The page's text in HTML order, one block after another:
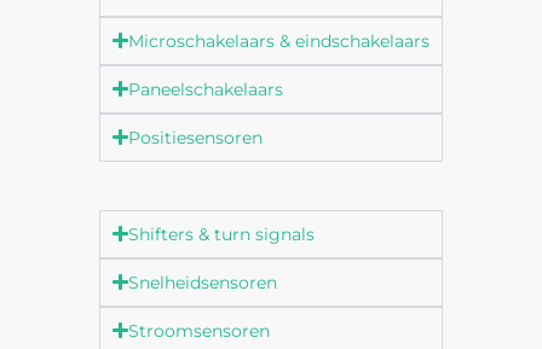
Microschakelaars & eindschakelaars
Paneelschakelaars
Positiesensoren
Shifters & turn signals
Snelheidsensoren
Stroomsensoren